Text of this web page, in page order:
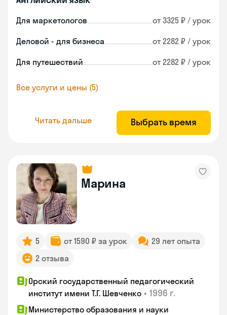
Для маркетологов от 3325 ₽ / урок
Деловой - для бизнеса от 2282 ₽ / урок
Для путешествий от 2282 ₽ / урок
Все услуги и цены (5)
Читать дальше Выбрать время
Марина
5 от 1590 ₽ за урок
29 лет опыта
2 отзыва
Орский государственный педагогический
институт имени Т.Г. Шевченко • 1996 г.
Министерство образования и науки